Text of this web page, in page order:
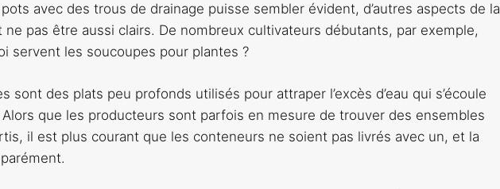
avec des trous de drainage puisse sembler évident, d’autres aspects de la
pas être aussi clairs. De nombreux cultivateurs débutants, par exemple,
servent les soucoupes pour plantes ?
sont des plats peu profonds utilisés pour attraper l’excès d’eau qui s’écoule
Alors que les producteurs sont parfois en mesure de trouver des ensembles
il est plus courant que les conteneurs ne soient pas livrés avec un, et la